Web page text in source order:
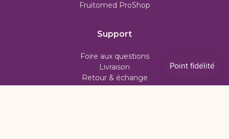
Fruitomed ProShop
Support
Foire aux questions
Livraison
Retour & échange
Politique d'abonnement